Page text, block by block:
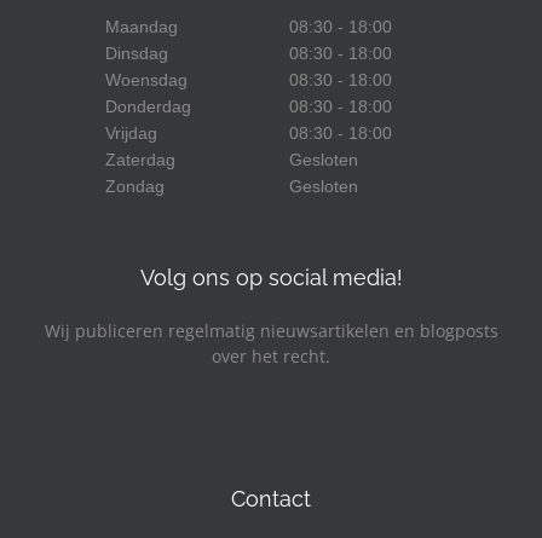
Maandag
08:30 - 18:00
Dinsdag
08:30 - 18:00
Woensdag
08:30 - 18:00
Donderdag
08:30 - 18:00
Vrijdag
08:30 - 18:00
Zaterdag
Gesloten
Zondag
Gesloten
Volg ons op social media!
Wij publiceren regelmatig nieuwsartikelen en blogposts
over het recht.
Contact